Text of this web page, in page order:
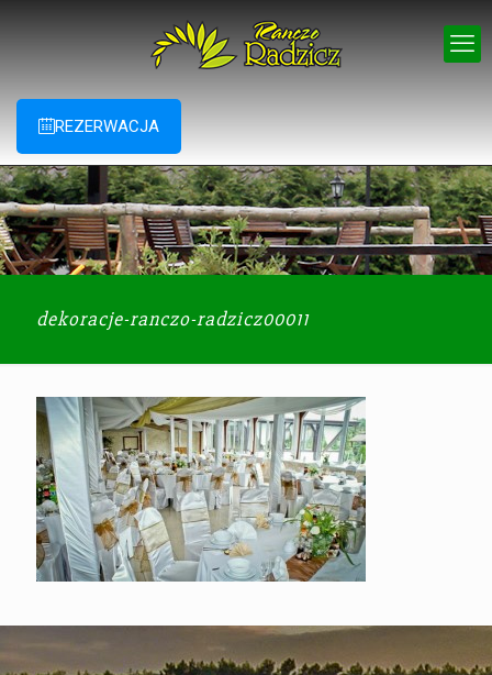
REZERWACJA
dekoracje-ranczo-radzicz00011